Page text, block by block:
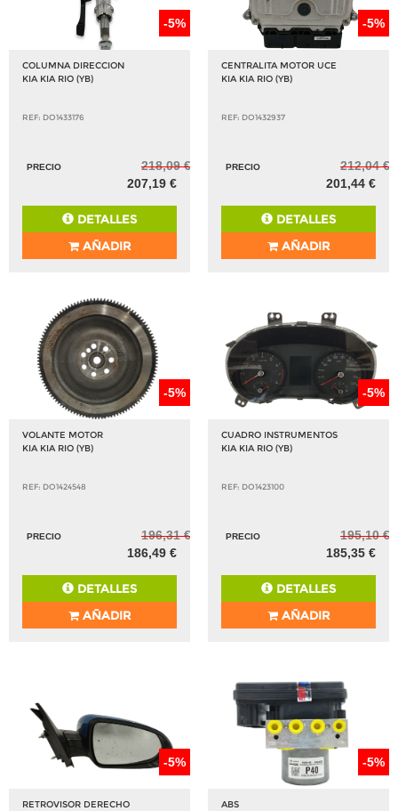
-5%
COLUMNA DIRECCION
KIA KIA RIO (YB)
REF: DO1433176
PRECIO
218,09 €
207,19 €
DETALLES
AÑADIR
-5%
CENTRALITA MOTOR UCE
KIA KIA RIO (YB)
REF: DO1432937
PRECIO
212,04 €
201,44 €
DETALLES
AÑADIR
-5%
VOLANTE MOTOR
KIA KIA RIO (YB)
REF: DO1424548
PRECIO
196,31 €
186,49 €
DETALLES
AÑADIR
-5%
CUADRO INSTRUMENTOS
KIA KIA RIO (YB)
REF: DO1423100
PRECIO
195,10 €
185,35 €
DETALLES
AÑADIR
-5%
RETROVISOR DERECHO
-5%
ABS